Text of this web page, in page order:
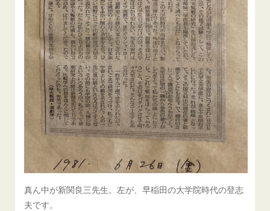
真ん中が新関良三先生。左が、早稲田の大学院時代の登志
夫です。